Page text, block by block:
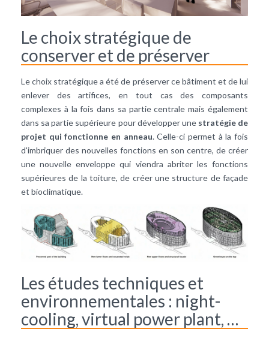
Le choix stratégique de
conserver et de préserver
Le choix stratégique a été de préserver ce bâtiment et de lui
enlever des artifices, en tout cas des composants
complexes à la fois dans sa partie centrale mais également
dans sa partie supérieure pour développer une stratégie de
projet qui fonctionne en anneau. Celle-ci permet à la fois
d'imbriquer des nouvelles fonctions en son centre, de créer
une nouvelle enveloppe qui viendra abriter les fonctions
supérieures de la toiture, de créer une structure de façade
et bioclimatique.
Les études techniques et
environnementales : night-
cooling, virtual power plant, …